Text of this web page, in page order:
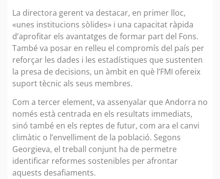
La directora gerent va destacar, en primer lloc,
«unes institucions sòlides» i una capacitat ràpida
d’aprofitar els avantatges de formar part del Fons.
També va posar en relleu el compromís del país per
reforçar les dades i les estadístiques que sustenten
la presa de decisions, un àmbit en què l’FMI ofereix
suport tècnic als seus membres.
Com a tercer element, va assenyalar que Andorra no
només està centrada en els resultats immediats,
sinó també en els reptes de futur, com ara el canvi
climàtic o l’envelliment de la població. Segons
Georgieva, el treball conjunt ha de permetre
identificar reformes sostenibles per afrontar
aquests desafiaments.